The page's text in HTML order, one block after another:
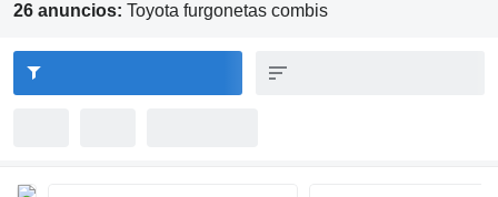
26 anuncios: Toyota furgonetas combis